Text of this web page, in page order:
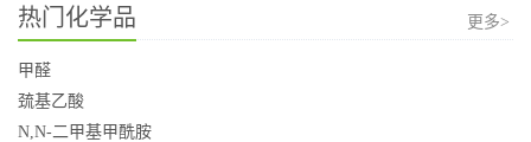
热门化学品 更多>
甲醛
巯基乙酸
N,N-二甲基甲酰胺